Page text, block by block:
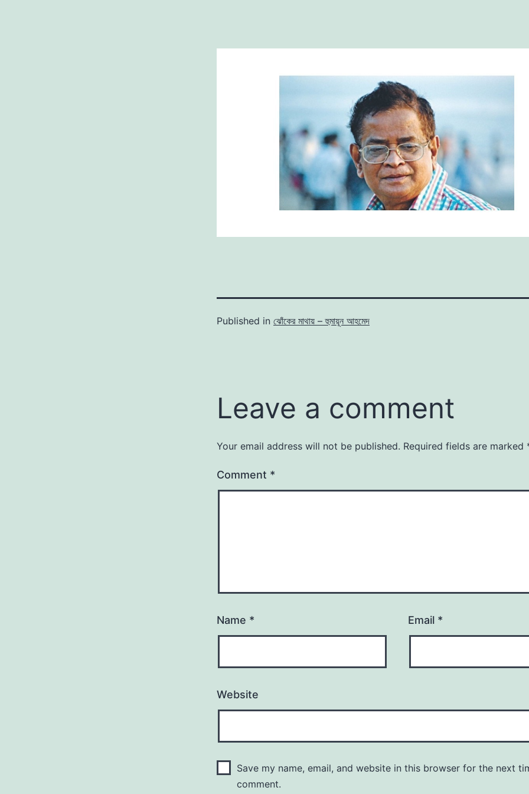
Published in ঝোঁকের মাথায় – হুমায়ূন আহমেদ
Leave a comment
Your email address will not be published. Required fields are marked
Comment *
Name * Email *
Website
Save my name, email, and website in this browser for the next
comment.